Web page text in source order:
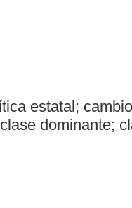
estatal;
dominante;